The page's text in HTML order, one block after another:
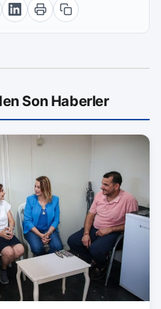
Son Haberler